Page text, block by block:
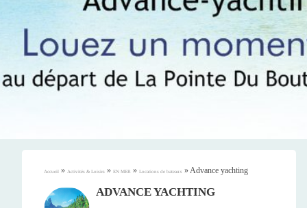
Accueil » Activités & Loisirs » EN MER » Locations de bateaux »Advance yachting
ADVANCE YACHTING